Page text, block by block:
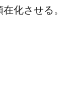
化させる。